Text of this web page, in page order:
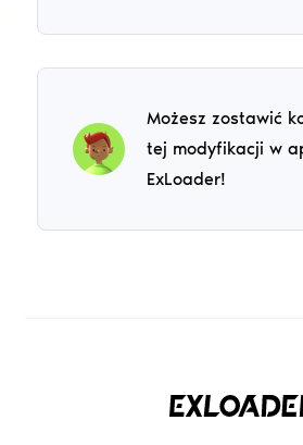
Możesz zostawić
tej modyfikacji w
ExLoader!